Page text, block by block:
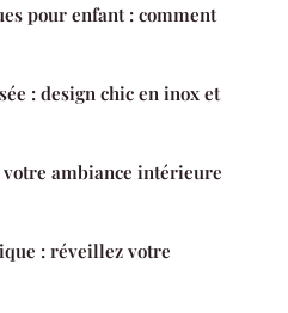
pour enfant : comment
: design chic en inox et
ambiance intérieure
: réveillez votre